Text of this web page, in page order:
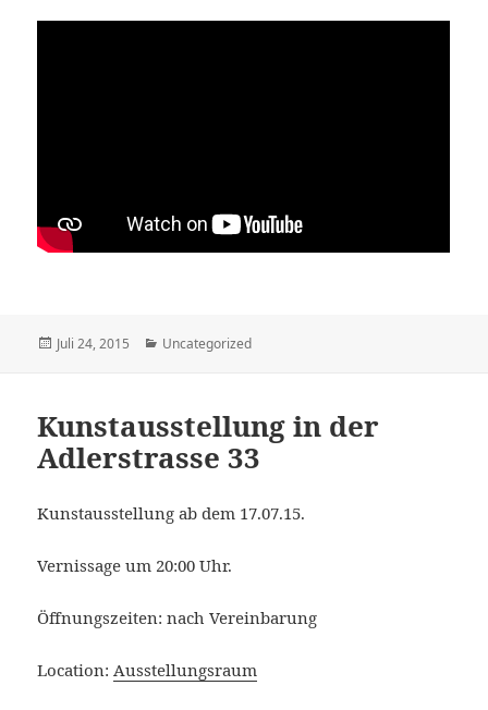
Veröffentlicht
Juli 24, 2015 Kategorien
Uncategorized
Kunstausstellung in der
Adlerstrasse 33
Kunstausstellung ab dem 17.07.15.
Vernissage um 20:00 Uhr.
Öffnungszeiten: nach Vereinbarung
Location:Ausstellungsraum